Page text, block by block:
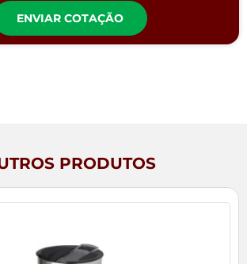
ENVIAR COTAÇÃO
PRODUTOS